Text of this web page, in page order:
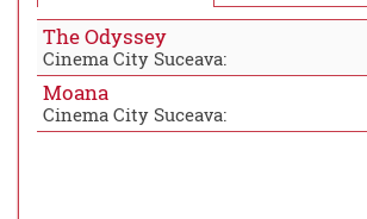
The Odyssey
Cinema City Suceava:
Moana
Cinema City Suceava: